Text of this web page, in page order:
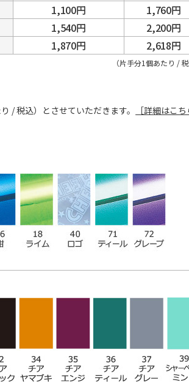
（片手分1個あたり / 税
1,100円 1,760円
1,540円 2,200円
1,870円 2,618円
り / 税込）とさせていただきます。 ［詳細はこち